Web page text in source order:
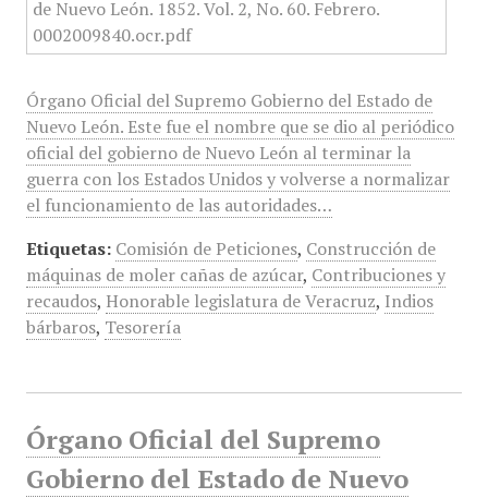
Órgano Oficial del Supremo Gobierno del Estado de
Nuevo León. Este fue el nombre que se dio al periódico
oficial del gobierno de Nuevo León al terminar la
guerra con los Estados Unidos y volverse a normalizar
el funcionamiento de las autoridades…
Etiquetas: Comisión de Peticiones, Construcción de
máquinas de moler cañas de azúcar, Contribuciones y
recaudos, Honorable legislatura de Veracruz, Indios
bárbaros, Tesorería
Órgano Oficial del Supremo
Gobierno del Estado de Nuevo